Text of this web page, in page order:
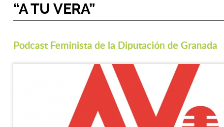
“A TU VERA”
Podcast Feminista de la Diputación de Granada